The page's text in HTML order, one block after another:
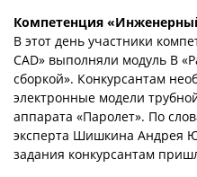
Компетенция
В этот день участники
CAD» выполняли модуль В
сборкой». Конкурсантам
электронные модели
аппарата «Паролет». По
эксперта Шишкина Андрея
задания конкурсантам